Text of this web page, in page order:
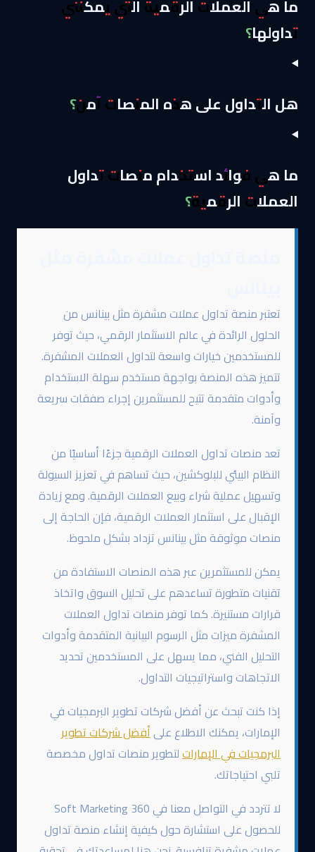
ما هي العملات الرقمية التي يمكنني
تداولها؟
هل التداول على هذه المنصات آمن؟
ما هي فوائد استخدام منصات تداول
العملات الرقمية؟
تعتبر منصة تداول عملات مشفرة مثل بينانس من
الحلول الرائدة في عالم الاستثمار الرقمي، حيث توفر
للمستخدمين خيارات واسعة لتداول العملات المشفرة.
تتميز هذه المنصة بواجهة مستخدم سهلة الاستخدام
وأدوات متقدمة تتيح للمستثمرين إجراء صفقات سريعة
وآمنة.
تعد منصات تداول العملات الرقمية جزءًا أساسيًا من
النظام البيئي للبلوكشين، حيث تساهم في تعزيز السيولة
وتسهيل عملية شراء وبيع العملات الرقمية. ومع زيادة
الإقبال على استثمار العملات الرقمية، فإن الحاجة إلى
منصات موثوقة مثل بينانس تزداد بشكل ملحوظ.
يمكن للمستثمرين عبر هذه المنصات الاستفادة من
تقنيات متطورة تساعدهم على تحليل السوق واتخاذ
قرارات مستنيرة. كما توفر منصات تداول العملات
المشفرة ميزات مثل الرسوم البيانية المتقدمة وأدوات
التحليل الفني، مما يسهل على المستخدمين تحديد
الاتجاهات واستراتيجيات التداول.
إذا كنت تبحث عن أفضل شركات تطوير البرمجيات في
الإمارات، يمكنك الاطلاع علىأفضل شركات تطوير
البرمجيات في الإماراتلتطوير منصات تداول مخصصة
تلبي احتياجاتك.
لا تتردد في التواصل معنا في 360 Soft Marketing
للحصول على استشارة حول كيفية إنشاء منصة تداول